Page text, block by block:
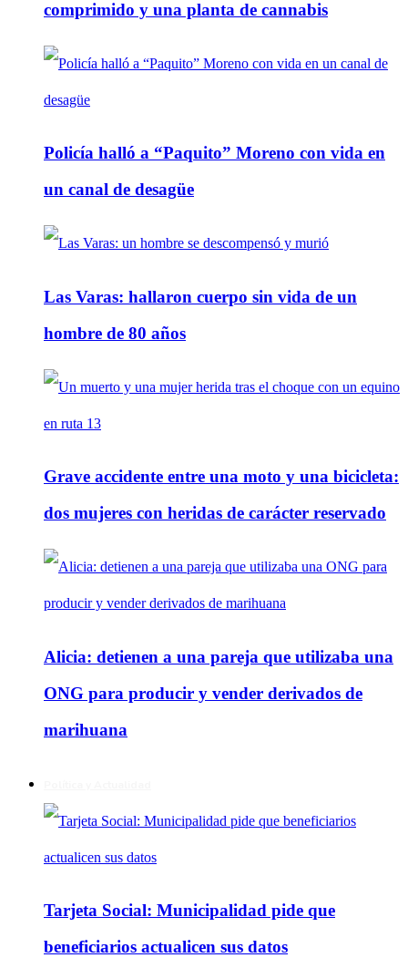
comprimido y una planta de cannabis
Policía halló a “Paquito” Moreno con vida en
un canal de desagüe
Las Varas: hallaron cuerpo sin vida de un
hombre de 80 años
Grave accidente entre una moto y una bicicleta:
dos mujeres con heridas de carácter reservado
Alicia: detienen a una pareja que utilizaba una
ONG para producir y vender derivados de
marihuana
Tarjeta Social: Municipalidad pide que
beneficiarios actualicen sus datos